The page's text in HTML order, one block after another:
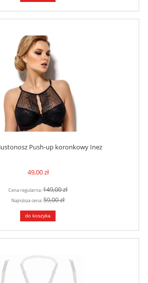
Push-up koronkowy Inez
49,00 zł
Cena regularna:149,00 zł
Najniższa cena:59,00 zł
do koszyka